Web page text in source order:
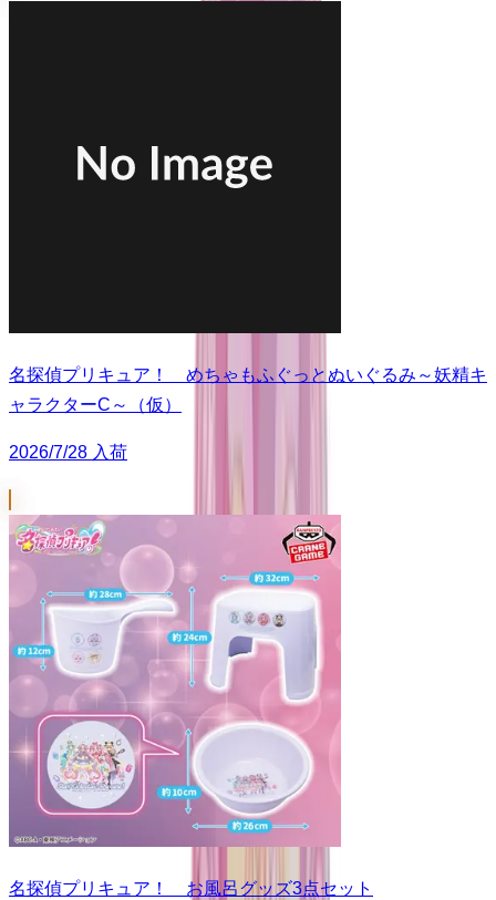
名探偵プリキュア！ めちゃもふぐっとぬいぐるみ～妖精キ
ャラクターC～（仮）
2026/7/28 入荷
名探偵プリキュア！ お風呂グッズ3点セット